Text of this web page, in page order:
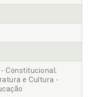
Constitucional;
e Cultura -